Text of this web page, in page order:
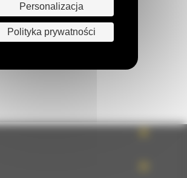
Napisz do nas
WYŚLIJ WIADOMOŚĆ
Personalizacja
Polityka prywatności